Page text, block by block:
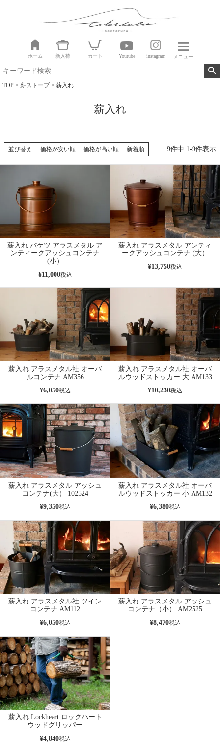
ホーム 新入荷 カート Youtube instagram メニュー
TOP 薪ストーブ 薪入れ
薪入れ
並び替え 価格が安い順 価格が高い順 新着順 9件中 1-9件表示
薪入れ バケツ アラスメタル ア
ンティークアッシュコンテナ
(小）
¥11,000税込
薪入れ アラスメタル アンティ
ークアッシュコンテナ (大）
¥13,750税込
薪入れ アラスメタル社 オーバ
ルコンテナ AM356
¥6,050税込
薪入れ アラスメタル社 オーバ
ルウッドストッカー 大 AM133
¥10,230税込
薪入れ アラスメタル アッシュ
コンテナ(大） 102524
¥9,350税込
薪入れ アラスメタル社 オーバ
ルウッドストッカー 小 AM132
¥6,380税込
薪入れ アラスメタル社 ツイン
コンテナ AM112
¥6,050税込
薪入れ アラスメタル アッシュ
コンテナ（小） AM2525
¥8,470税込
薪入れ Lockheart ロックハート
ウッドグリッパー
¥4,840税込